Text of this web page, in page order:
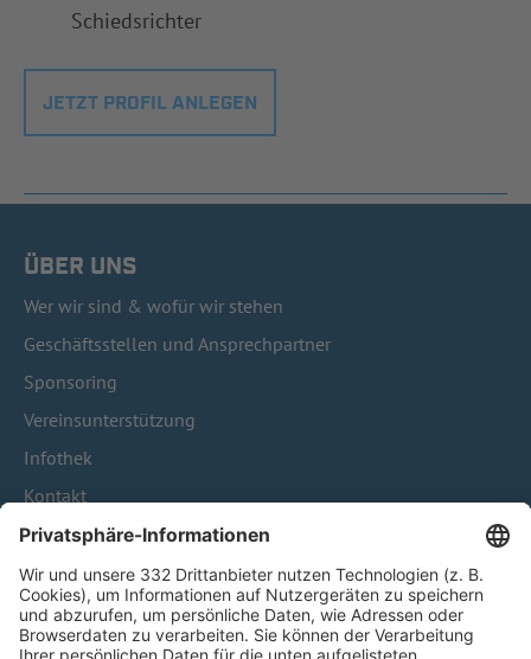
Schiedsrichter
JETZT PROFIL ANLEGEN
ÜBER UNS
Wer wir sind & wofür wir stehen
Geschäftsstellen und Ansprechpartner
Sponsoring
Vereinsunterstützung
Infothek
Kontakt
HÄUFIG BESUCHTE SEITEN
Pässe und Vereinswechsel
Trainerausbildung